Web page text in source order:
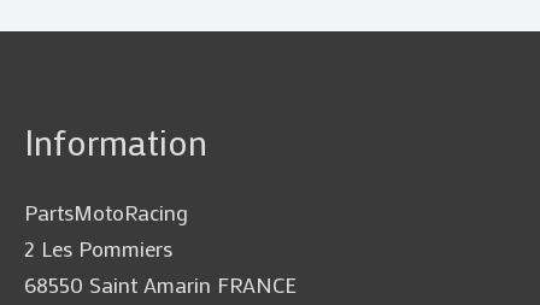
Information
PartsMotoRacing
2 Les Pommiers
68550 Saint Amarin FRANCE